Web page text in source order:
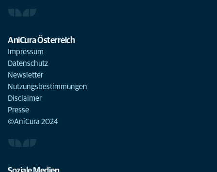
AniCura Österreich
Impressum
Datenschutz
Newsletter
Nutzungsbestimmungen
Disclaimer
Presse
©AniCura 2024